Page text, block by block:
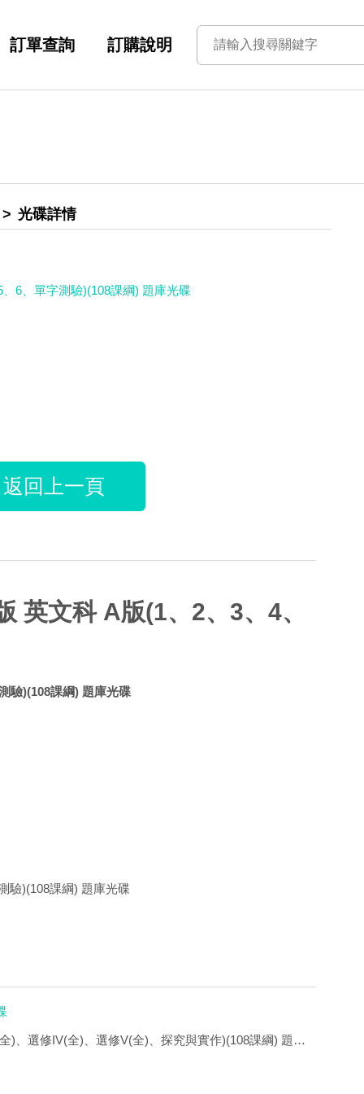
訂單查詢 訂購說明
光碟詳情
6、單字測驗)(108課綱) 題庫光碟
返回上一頁
英文科 A版(1、2、3、4、
驗)(108課綱) 題庫光碟
驗)(108課綱) 題庫光碟
)、選修IV(全)、選修V(全)、探究與實作)(108課綱) 題庫